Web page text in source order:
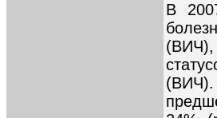
В
(ВИЧ),